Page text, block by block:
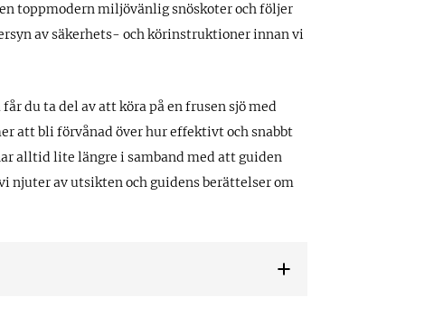
toppmodern miljövänlig snöskoter och följer
av säkerhets- och körinstruktioner innan vi
du ta del av att köra på en frusen sjö med
att bli förvånad över hur effektivt och snabbt
alltid lite längre i samband med att guiden
njuter av utsikten och guidens berättelser om